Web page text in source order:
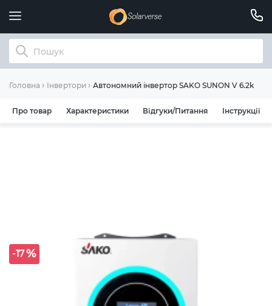
Головна Інвертори Автономний інвертор SAKO SUNON V 6.2kW
Про товар Характеристики Відгуки/Питання Інструкції
-17